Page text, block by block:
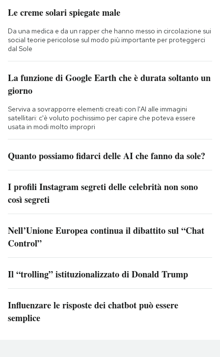
Le creme solari spiegate male
Da una medica e da un rapper che hanno messo in circolazione sui
social teorie pericolose sul modo più importante per proteggerci
dal Sole
La funzione di Google Earth che è durata soltanto un
giorno
Serviva a sovrapporre elementi creati con l'AI alle immagini
satellitari: c'è voluto pochissimo per capire che poteva essere
usata in modi molto impropri
Quanto possiamo fidarci delle AI che fanno da sole?
I profili Instagram segreti delle celebrità non sono
così segreti
Nell’Unione Europea continua il dibattito sul “Chat
Control”
Il “trolling” istituzionalizzato di Donald Trump
Influenzare le risposte dei chatbot può essere
semplice